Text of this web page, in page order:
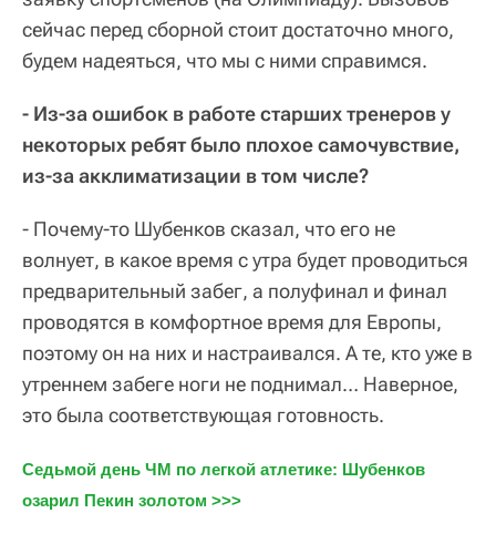
сейчас перед сборной стоит достаточно много,
будем надеяться, что мы с ними справимся.
- Из-за ошибок в работе старших тренеров у
некоторых ребят было плохое самочувствие,
из-за акклиматизации в том числе?
- Почему-то Шубенков сказал, что его не
волнует, в какое время с утра будет проводиться
предварительный забег, а полуфинал и финал
проводятся в комфортное время для Европы,
поэтому он на них и настраивался. А те, кто уже в
утреннем забеге ноги не поднимал… Наверное,
это была соответствующая готовность.
Седьмой день ЧМ по легкой атлетике: Шубенков
озарил Пекин золотом >>>